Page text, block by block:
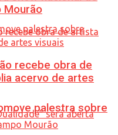
palestra sobre
Mourão
recebe obra de
acervo de artes